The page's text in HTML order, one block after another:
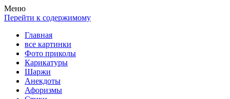
Весела хата — прикольные картинки, смешные истории,
клипы!
Покажем всем ваши фото приколы, карикатуры, шаржи, стихи,
рассказы, видео и песни!
Меню
Перейти к содержимому
Главная
все картинки
Фото приколы
Карикатуры
Шаржи
Анекдоты
Афоризмы